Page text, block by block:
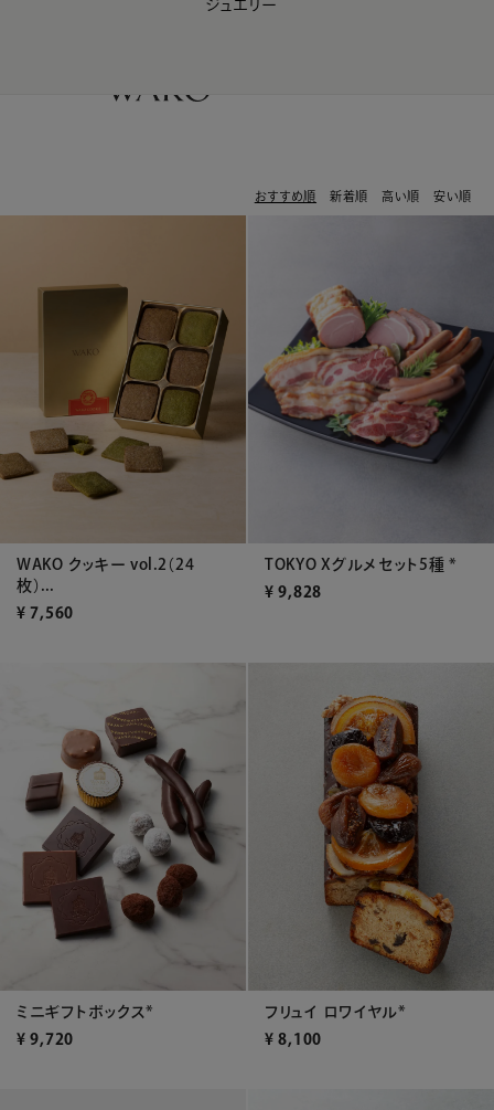
WAKO Membership Program連携はこちら
ジュエリー
おすすめ順 新着順 高い順 安い順
WAKO クッキー vol.2（24
枚）...
¥ 7,560
TOKYO Xグルメセット5種 *
¥ 9,828
ミニギフトボックス*
¥ 9,720
フリュイ ロワイヤル*
¥ 8,100